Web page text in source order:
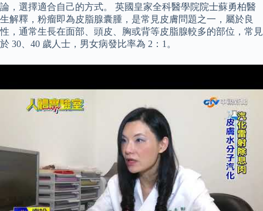
論，選擇適合自己的方式。 英國皇家全科醫學院院士蘇勇柏醫
生解釋，粉瘤即為皮脂腺囊腫，是常見皮膚問題之一，屬於良
性，通常生長在面部、頭皮、胸或背等皮脂腺較多的部位，常見
於 30、40 歲人士，男女病發比率為 2：1。